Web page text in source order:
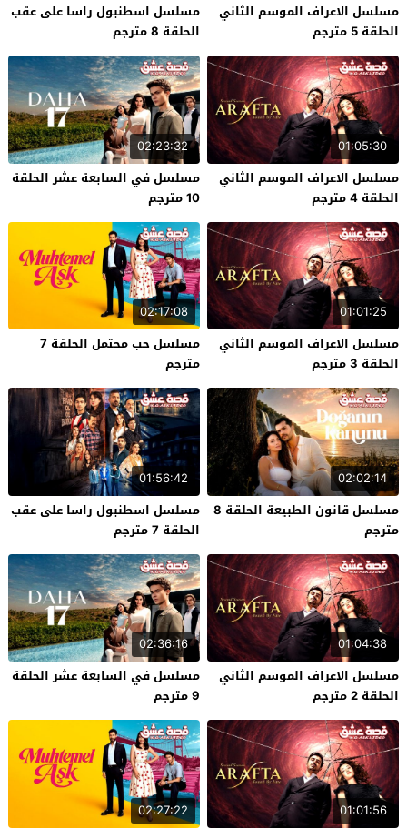
مسلسل الاعراف الموسم الثاني
الحلقة 5 مترجم
مسلسل اسطنبول راسا على عقب
الحلقة 8 مترجم
01:05:30
مسلسل الاعراف الموسم الثاني
الحلقة 4 مترجم
02:23:32
مسلسل في السابعة عشر الحلقة
10 مترجم
01:01:25
مسلسل الاعراف الموسم الثاني
الحلقة 3 مترجم
02:17:08
مسلسل حب محتمل الحلقة 7
مترجم
02:02:14
مسلسل قانون الطبيعة الحلقة 8
مترجم
01:56:42
مسلسل اسطنبول راسا على عقب
الحلقة 7 مترجم
01:04:38
مسلسل الاعراف الموسم الثاني
الحلقة 2 مترجم
02:36:16
مسلسل في السابعة عشر الحلقة
9 مترجم
01:01:56
02:27:22